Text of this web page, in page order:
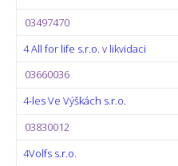
03497470
4 All for life s.r.o. v likvidaci
03660036
4-les Ve Výškách s.r.o.
03830012
4Volfs s.r.o.